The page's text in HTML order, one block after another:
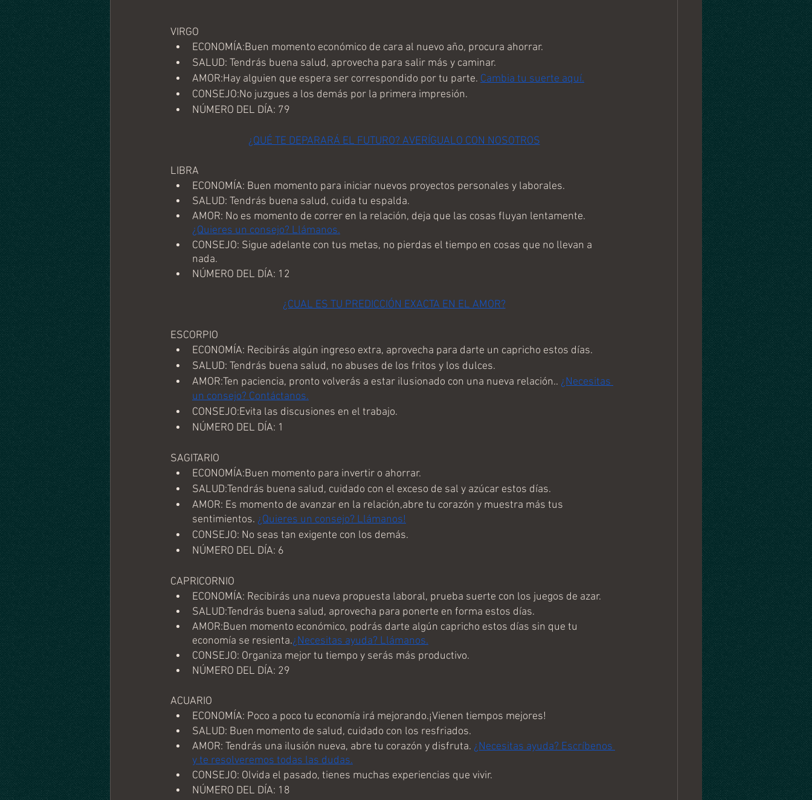
VIRGO
ECONOMÍA:Buen momento económico de cara al nuevo año, procura ahorrar.
SALUD: Tendrás buena salud, aprovecha para salir más y caminar.
AMOR:Hay alguien que espera ser correspondido por tu parte. Cambia tu suerte aquí.
CONSEJO:No juzgues a los demás por la primera impresión.
NÚMERO DEL DÍA: 79
¿QUÉ TE DEPARARÁ EL FUTURO? AVERÍGUALO CON NOSOTROS
LIBRA
ECONOMÍA: Buen momento para iniciar nuevos proyectos personales y laborales.
SALUD: Tendrás buena salud, cuida tu espalda.
AMOR: No es momento de correr en la relación, deja que las cosas fluyan lentamente.
¿Quieres un consejo? Llámanos.
CONSEJO: Sigue adelante con tus metas, no pierdas el tiempo en cosas que no llevan a
nada.
NÚMERO DEL DÍA: 12
¿CUAL ES TU PREDICCIÓN EXACTA EN EL AMOR?
ESCORPIO
ECONOMÍA: Recibirás algún ingreso extra, aprovecha para darte un capricho estos días.
SALUD: Tendrás buena salud, no abuses de los fritos y los dulces.
AMOR:Ten paciencia, pronto volverás a estar ilusionado con una nueva relación.. ¿Necesitas
un consejo? Contáctanos.
CONSEJO:Evita las discusiones en el trabajo.
NÚMERO DEL DÍA: 1
SAGITARIO
ECONOMÍA:Buen momento para invertir o ahorrar.
SALUD:Tendrás buena salud, cuidado con el exceso de sal y azúcar estos días.
AMOR: Es momento de avanzar en la relación,abre tu corazón y muestra más tus
sentimientos. ¿Quieres un consejo? Llámanos!
CONSEJO: No seas tan exigente con los demás.
NÚMERO DEL DÍA: 6
CAPRICORNIO
ECONOMÍA: Recibirás una nueva propuesta laboral, prueba suerte con los juegos de azar.
SALUD:Tendrás buena salud, aprovecha para ponerte en forma estos días.
AMOR:Buen momento económico, podrás darte algún capricho estos días sin que tu
economía se resienta.¿Necesitas ayuda? Llámanos.
CONSEJO: Organiza mejor tu tiempo y serás más productivo.
NÚMERO DEL DÍA: 29
ACUARIO
ECONOMÍA: Poco a poco tu economía irá mejorando.¡Vienen tiempos mejores!
SALUD: Buen momento de salud, cuidado con los resfriados.
AMOR: Tendrás una ilusión nueva, abre tu corazón y disfruta. ¿Necesitas ayuda? Escríbenos
y te resolveremos todas las dudas.
CONSEJO: Olvida el pasado, tienes muchas experiencias que vivir.
NÚMERO DEL DÍA: 18